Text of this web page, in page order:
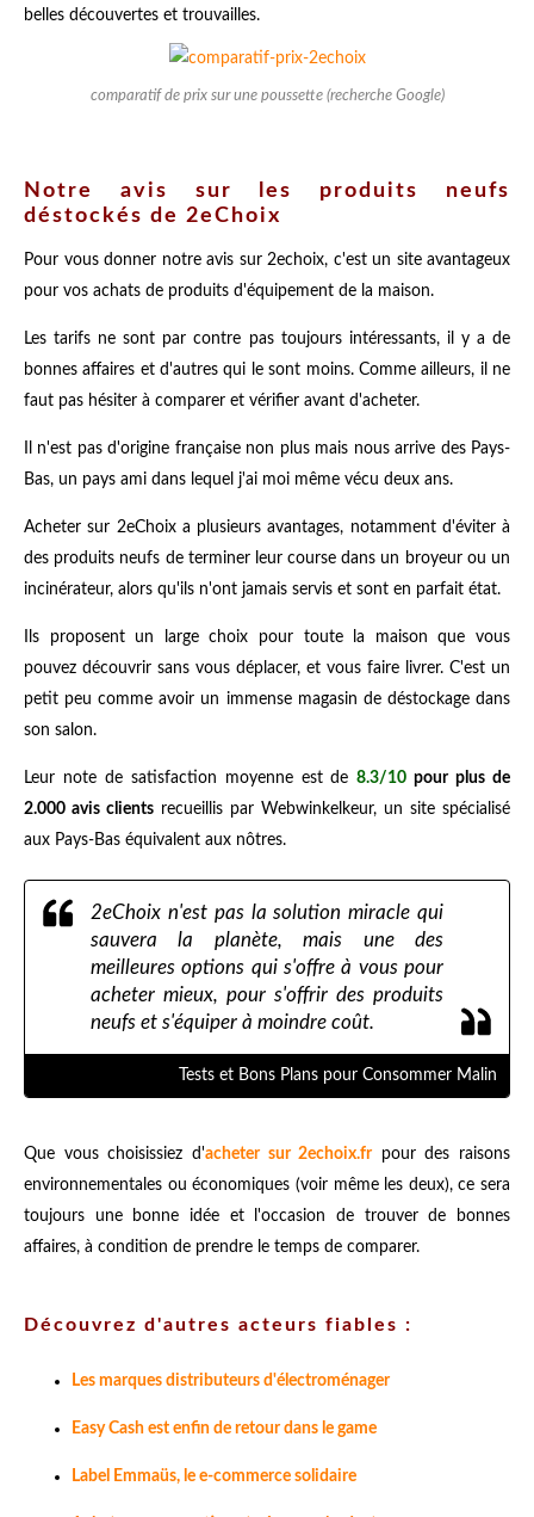
belles découvertes et trouvailles.
comparatif de prix sur une poussette (recherche Google)
Notre avis sur les produits neufs
déstockés de 2eChoix
Pour vous donner notre avis sur 2echoix, c'est un site avantageux
pour vos achats de produits d'équipement de la maison.
Les tarifs ne sont par contre pas toujours intéressants, il y a de
bonnes affaires et d'autres qui le sont moins. Comme ailleurs, il ne
faut pas hésiter à comparer et vérifier avant d'acheter.
Il n'est pas d'origine française non plus mais nous arrive des Pays-
Bas, un pays ami dans lequel j'ai moi même vécu deux ans.
Acheter sur 2eChoix a plusieurs avantages, notamment d'éviter à
des produits neufs de terminer leur course dans un broyeur ou un
incinérateur, alors qu'ils n'ont jamais servis et sont en parfait état.
Ils proposent un large choix pour toute la maison que vous
pouvez découvrir sans vous déplacer, et vous faire livrer. C'est un
petit peu comme avoir un immense magasin de déstockage dans
son salon.
Leur note de satisfaction moyenne est de8.3/10 pour plus de
2.000 avis clients recueillis par Webwinkelkeur, un site spécialisé
aux Pays-Bas équivalent aux nôtres.
2eChoix n'est pas la solution miracle qui
sauvera la planète, mais une des
meilleures options qui s'offre à vous pour
acheter mieux, pour s'offrir des produits
neufs et s'équiper à moindre coût.
Tests et Bons Plans pour Consommer Malin
Que vous choisissiez d'acheter sur 2echoix.frpour des raisons
environnementales ou économiques (voir même les deux), ce sera
toujours une bonne idée et l'occasion de trouver de bonnes
affaires, à condition de prendre le temps de comparer.
Découvrez d'autres acteurs fiables :
Les marques distributeurs d'électroménager
Easy Cash est enfin de retour dans le game
Label Emmaüs, le e-commerce solidaire